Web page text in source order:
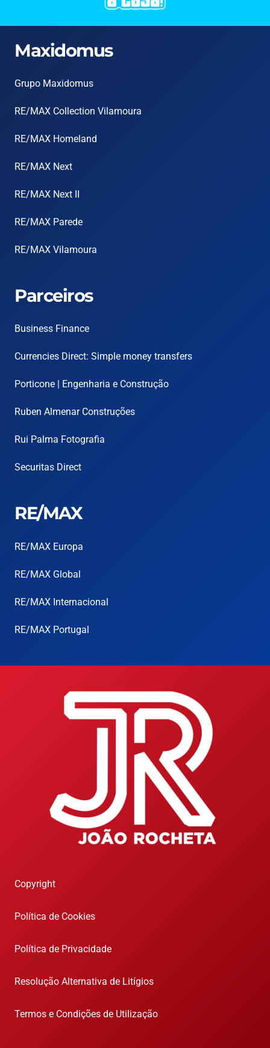
Maxidomus
Grupo Maxidomus
RE/MAX Collection Vilamoura
RE/MAX Homeland
RE/MAX Next
RE/MAX Next II
RE/MAX Parede
RE/MAX Vilamoura
Parceiros
Business Finance
Currencies Direct: Simple money transfers
Porticone | Engenharia e Construção
Ruben Almenar Construções
Rui Palma Fotografia
Securitas Direct
RE/MAX
RE/MAX Europa
RE/MAX Global
RE/MAX Internacional
RE/MAX Portugal
Copyright
Política de Cookies
Política de Privacidade
Resolução Alternativa de Litígios
Termos e Condições de Utilização